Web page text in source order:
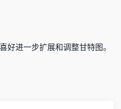
进一步扩展和调整甘特图。